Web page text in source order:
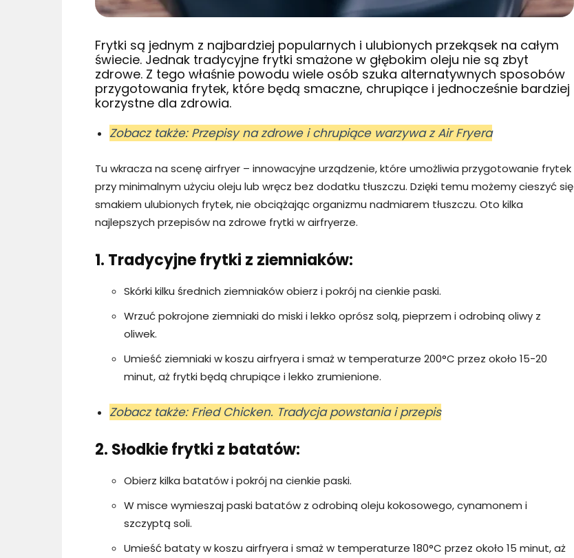
Frytki są jednym z najbardziej popularnych i ulubionych przekąsek na całym
świecie. Jednak tradycyjne frytki smażone w głębokim oleju nie są zbyt
zdrowe. Z tego właśnie powodu wiele osób szuka alternatywnych sposobów
przygotowania frytek, które będą smaczne, chrupiące i jednocześnie bardziej
korzystne dla zdrowia.
Zobacz także: Przepisy na zdrowe i chrupiące warzywa z Air Fryera
Tu wkracza na scenę airfryer – innowacyjne urządzenie, które umożliwia przygotowanie frytek
przy minimalnym użyciu oleju lub wręcz bez dodatku tłuszczu. Dzięki temu możemy cieszyć się
smakiem ulubionych frytek, nie obciążając organizmu nadmiarem tłuszczu. Oto kilka
najlepszych przepisów na zdrowe frytki w airfryerze.
1. Tradycyjne frytki z ziemniaków:
Skórki kilku średnich ziemniaków obierz i pokrój na cienkie paski.
Wrzuć pokrojone ziemniaki do miski i lekko oprósz solą, pieprzem i odrobiną oliwy z
oliwek.
Umieść ziemniaki w koszu airfryera i smaż w temperaturze 200°C przez około 15-20
minut, aż frytki będą chrupiące i lekko zrumienione.
Zobacz także: Fried Chicken. Tradycja powstania i przepis
2. Słodkie frytki z batatów:
Obierz kilka batatów i pokrój na cienkie paski.
W misce wymieszaj paski batatów z odrobiną oleju kokosowego, cynamonem i
szczyptą soli.
Umieść bataty w koszu airfryera i smaż w temperaturze 180°C przez około 15 minut, aż